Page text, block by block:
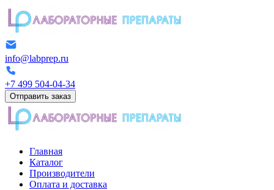
info@labprep.ru
+7 499 504-04-34
Отправить заказ
Главная
Каталог
Производители
Оплата и доставка